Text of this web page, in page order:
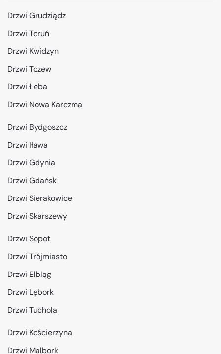
Drzwi Grudziądz
Drzwi Toruń
Drzwi Kwidzyn
Drzwi Tczew
Drzwi Łeba
Drzwi Nowa Karczma
Drzwi Bydgoszcz
Drzwi Iława
Drzwi Gdynia
Drzwi Gdańsk
Drzwi Sierakowice
Drzwi Skarszewy
Drzwi Sopot
Drzwi Trójmiasto
Drzwi Elbląg
Drzwi Lębork
Drzwi Tuchola
Drzwi Kościerzyna
Drzwi Malbork